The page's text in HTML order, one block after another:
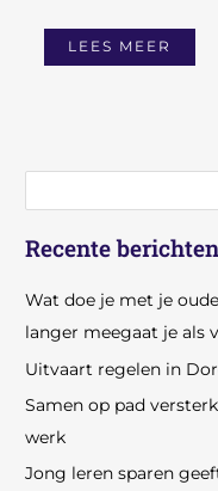
LEES MEER
Recente berichten
Wat doe je met je
langer meegaat je als
Uitvaart regelen in
Samen op pad
werk
Jong leren sparen